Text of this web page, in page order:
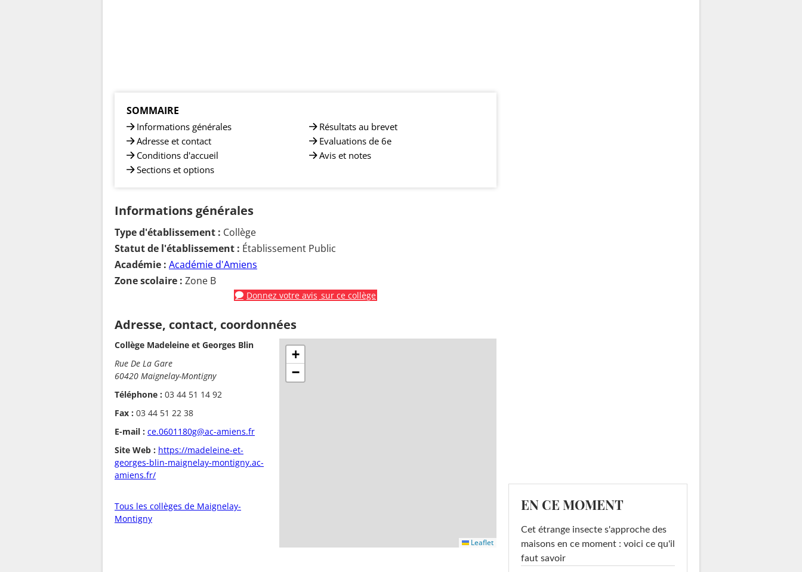
SOMMAIRE
Informations générales
Adresse et contact
Conditions d'accueil
Sections et options
Résultats au brevet
Evaluations de 6e
Avis et notes
Informations générales
Type d'établissement : Collège
Statut de l'établissement : Établissement Public
Académie : Académie d'Amiens
Zone scolaire : Zone B
Donnez votre avis sur ce collège
Adresse, contact, coordonnées
Collège Madeleine et Georges Blin
Rue De La Gare
60420 Maignelay-Montigny
Téléphone : 03 44 51 14 92
Fax : 03 44 51 22 38
E-mail : ce.0601180g@ac-amiens.fr
Site Web : https://madeleine-et-
georges-blin-maignelay-montigny.ac-
amiens.fr/
Tous les collèges de Maignelay-
Montigny
+
−
Leaflet
EN CE MOMENT
Cet étrange insecte s'approche des
maisons en ce moment : voici ce qu'il
faut savoir